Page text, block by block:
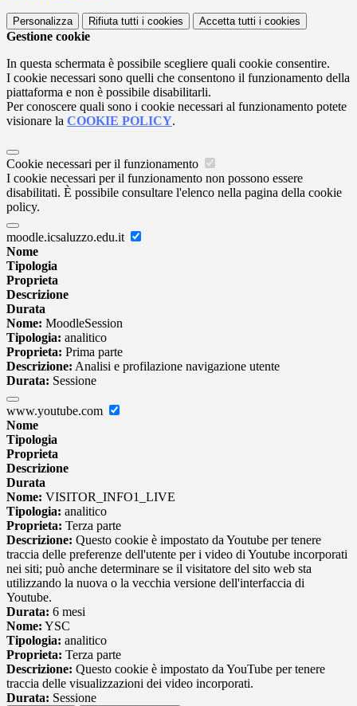
Personalizza Rifiuta tutti i cookies Accetta tutti i cookies
Gestione cookie
In questa schermata è possibile scegliere quali cookie consentire.
I cookie necessari sono quelli che consentono il funzionamento della
piattaforma e non è possibile disabilitarli.
Per conoscere quali sono i cookie necessari al funzionamento potete
visionare la COOKIE POLICY.
Cookie necessari per il funzionamento
I cookie necessari per il funzionamento non possono essere
disabilitati. È possibile consultare l'elenco nella pagina della cookie
policy.
moodle.icsaluzzo.edu.it
Nome
Tipologia
Proprieta
Descrizione
Durata
Nome: MoodleSession
Tipologia: analitico
Proprieta: Prima parte
Descrizione: Analisi e profilazione navigazione utente
Durata: Sessione
www.youtube.com
Nome
Tipologia
Proprieta
Descrizione
Durata
Nome: VISITOR_INFO1_LIVE
Tipologia: analitico
Proprieta: Terza parte
Descrizione: Questo cookie è impostato da Youtube per tenere
traccia delle preferenze dell'utente per i video di Youtube incorporati
nei siti; può anche determinare se il visitatore del sito web sta
utilizzando la nuova o la vecchia versione dell'interfaccia di
Youtube.
Durata: 6 mesi
Nome: YSC
Tipologia: analitico
Proprieta: Terza parte
Descrizione: Questo cookie è impostato da YouTube per tenere
traccia delle visualizzazioni dei video incorporati.
Durata: Sessione